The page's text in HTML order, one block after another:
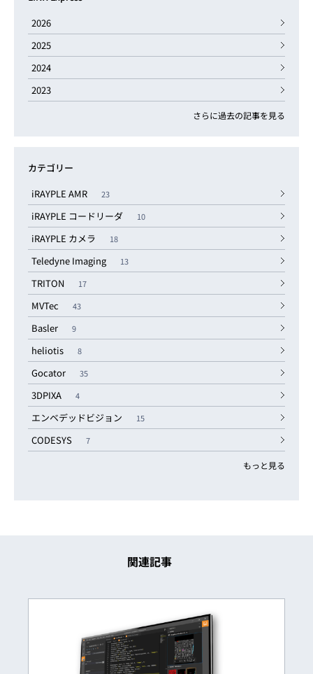
2026
2025
2024
2023
さらに過去の記事を見る
カテゴリー
iRAYPLE AMR
23
iRAYPLE コードリーダ 10
iRAYPLE カメラ 18
Teledyne Imaging 13
TRITON 17
MVTec 43
Basler 9
heliotis 8
Gocator 35
3DPIXA 4
エンベデッドビジョン 15
CODESYS 7
もっと見る
関連記事